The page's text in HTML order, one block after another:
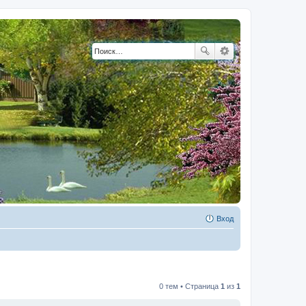
Вход
0 тем • Страница 1 из 1